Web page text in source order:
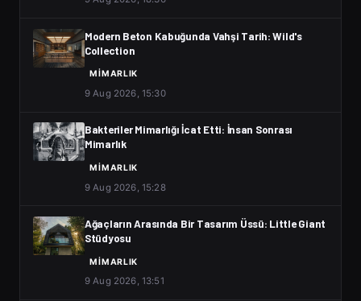
Modern Beton Kabuğunda Vahşi Tarih: Wild's
Collection
MIMARLIK
9 Aug 2026, 15:30
Bakteriler Mimarlığı İcat Etti: İnsan Sonrası
Mimarlık
MIMARLIK
9 Aug 2026, 15:28
Ağaçların Arasında Bir Tasarım Üssü: Little Giant
Stüdyosu
MIMARLIK
9 Aug 2026, 13:51